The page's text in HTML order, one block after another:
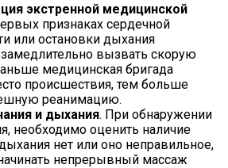
экстренной медицинской
признаках сердечной
или остановки дыхания
вызвать скорую
медицинская бригада
происшествия, тем больше
реанимацию.
и дыхания. При обнаружении
необходимо оценить наличие
нет или оно неправильное,
непрерывный массаж